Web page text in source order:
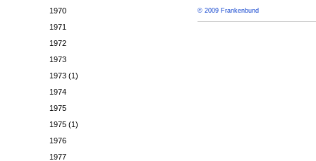
© 2009 Frankenbund
1970
1971
1972
1973
1973 (1)
1974
1975
1975 (1)
1976
1977